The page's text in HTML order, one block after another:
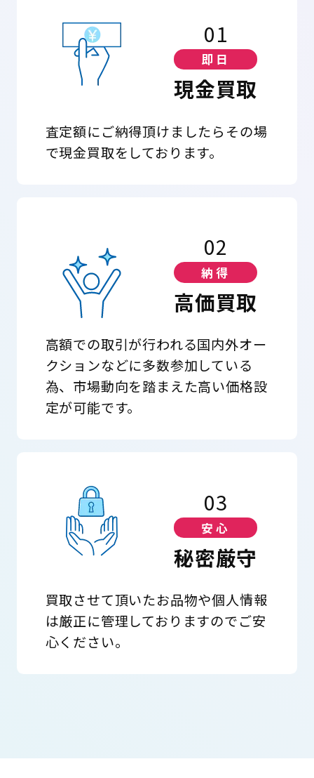
01
即日
現金買取
査定額にご納得頂けましたらその場
で現金買取をしております。
02
納得
高価買取
高額での取引が行われる国内外オー
クションなどに多数参加している
為、市場動向を踏まえた高い価格設
定が可能です。
03
安心
秘密厳守
買取させて頂いたお品物や個人情報
は厳正に管理しておりますのでご安
心ください。